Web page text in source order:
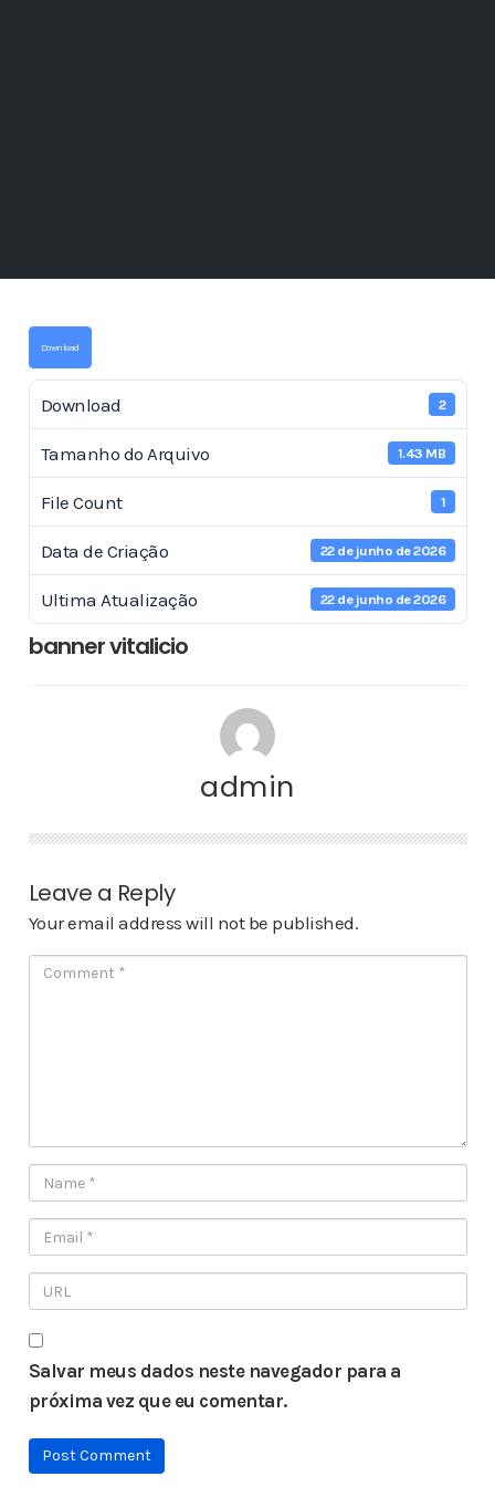
Download
Download 2
Tamanho do Arquivo 1.43 MB
File Count 1
Data de Criação 22 de junho de 2026
Ultima Atualização 22 de junho de 2026
banner vitalicio
admin
Leave a Reply
Your email address will not be published.
Salvar meus dados neste navegador para a
próxima vez que eu comentar.